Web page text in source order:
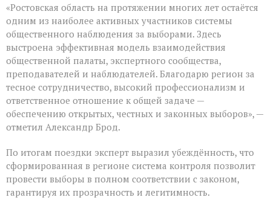
«Ростовская область на протяжении многих лет остаётся
одним из наиболее активных участников системы
общественного наблюдения за выборами. Здесь
выстроена эффективная модель взаимодействия
общественной палаты, экспертного сообщества,
преподавателей и наблюдателей. Благодарю регион за
тесное сотрудничество, высокий профессионализм и
ответственное отношение к общей задаче —
обеспечению открытых, честных и законных выборов», —
отметил Александр Брод.
По итогам поездки эксперт выразил убеждённость, что
сформированная в регионе система контроля позволит
провести выборы в полном соответствии с законом,
гарантируя их прозрачность и легитимность.